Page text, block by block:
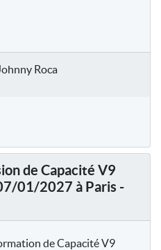
Roca
de Capacité V9
01/2027 à Paris -
de Capacité V9